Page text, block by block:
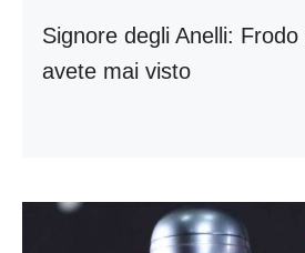
Signore degli Anelli:
avete mai visto